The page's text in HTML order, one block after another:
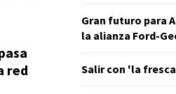
red
Gran futuro para
la alianza Ford-
Salir con 'la